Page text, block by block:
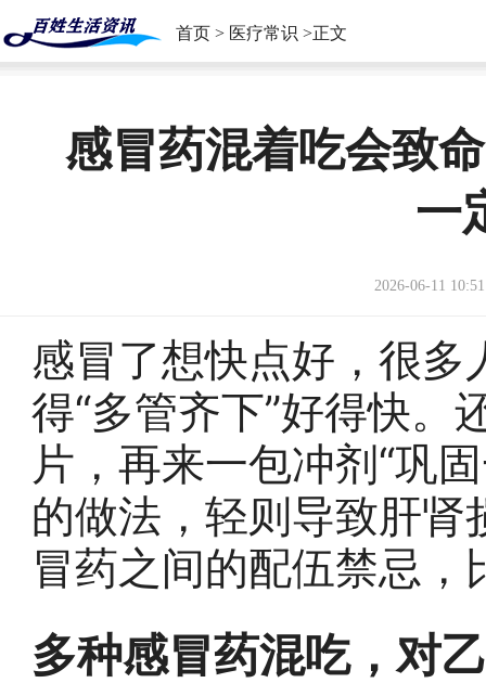
首页 > 医疗常识 >正文
感冒药混着吃会致
一
2026-06-11
感冒了想快点好，很
得“多管齐下”好得快。
片，再来一包冲剂“巩
的做法，轻则导致肝
冒药之间的配伍禁忌
多种感冒药混吃，对